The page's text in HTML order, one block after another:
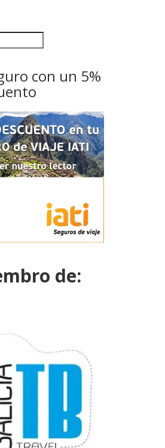
con un 5%
de: